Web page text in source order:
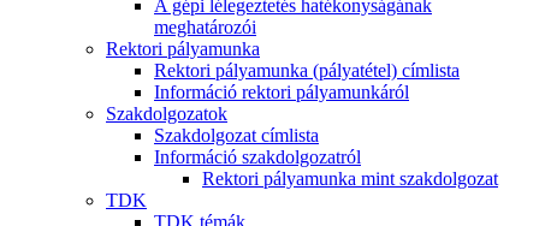
A gépi lélegeztetés hatékonyságának
meghatározói
Rektori pályamunka
Rektori pályamunka (pályatétel) címlista
Információ rektori pályamunkáról
Szakdolgozatok
Szakdolgozat címlista
Információ szakdolgozatról
Rektori pályamunka mint szakdolgozat
TDK
TDK témák